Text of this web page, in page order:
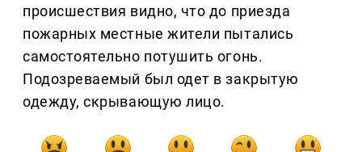
происшествия видно, что до приезда
пожарных местные жители пытались
самостоятельно потушить огонь.
Подозреваемый был одет в закрытую
одежду, скрывающую лицо.